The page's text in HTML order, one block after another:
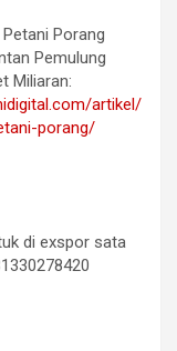
Porang
Pemulung
Miliaran:
artikel/
porang/
di exspor sata